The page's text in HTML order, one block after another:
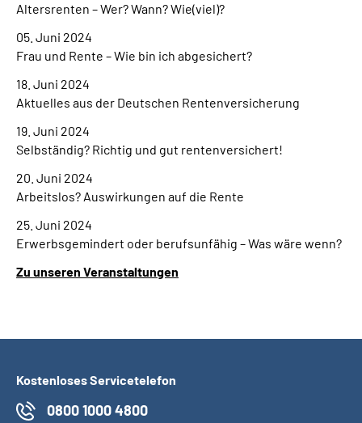
Altersrenten – Wer? Wann? Wie(viel)?
05. Juni 2024
Frau und Rente – Wie bin ich abgesichert?
18. Juni 2024
Aktuelles aus der Deutschen Rentenversicherung
19. Juni 2024
Selbständig? Richtig und gut rentenversichert!
20. Juni 2024
Arbeitslos? Auswirkungen auf die Rente
25. Juni 2024
Erwerbsgemindert oder berufsunfähig – Was wäre wenn?
Zu unseren Veranstaltungen
Kostenloses Servicetelefon
0800 1000 4800